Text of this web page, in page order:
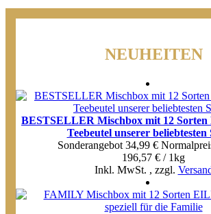
NEUHEITEN
BESTSELLER Mischbox mit 12
Teebeutel unserer beliebtesten
Sonderangebot 34,99 €
196,57 € / 1kg
Inkl. MwSt. , zzgl.